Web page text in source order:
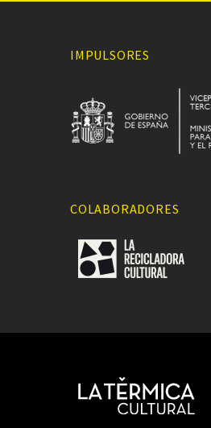
IMPULSORES
COLABORADORES